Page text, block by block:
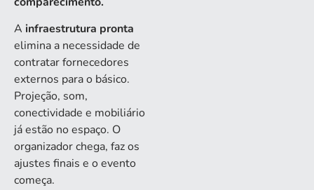
A infraestrutura pronta
elimina a necessidade de
contratar fornecedores
externos para o básico.
Projeção, som,
conectividade e mobiliário
já estão no espaço. O
organizador chega, faz os
ajustes finais e o evento
começa.